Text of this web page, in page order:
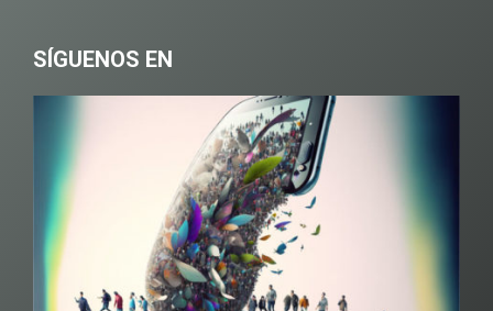
SÍGUENOS EN